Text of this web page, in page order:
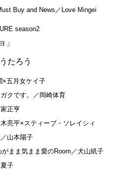
Buy and News／Love Mingei
season2
」
たろう
×五月女ケイ子
クです。／岡崎体育
正亨
亮平×スティーブ・ソレイシィ
山本陽子
まま気まま愛のRoom／犬山紙子
子